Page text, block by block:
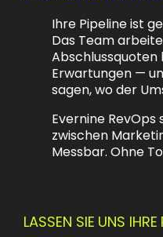
Ihre Pipeline ist
Das Team
Erwartungen —
sagen, wo der
Evernine RevOps
zwischen
Messbar. Ohne
LASSEN SIE UNS IHRE